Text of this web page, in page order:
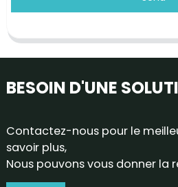
BESOIN D'UNE
Contactez-nous pour le
savoir plus,
Nous pouvons vous donner la